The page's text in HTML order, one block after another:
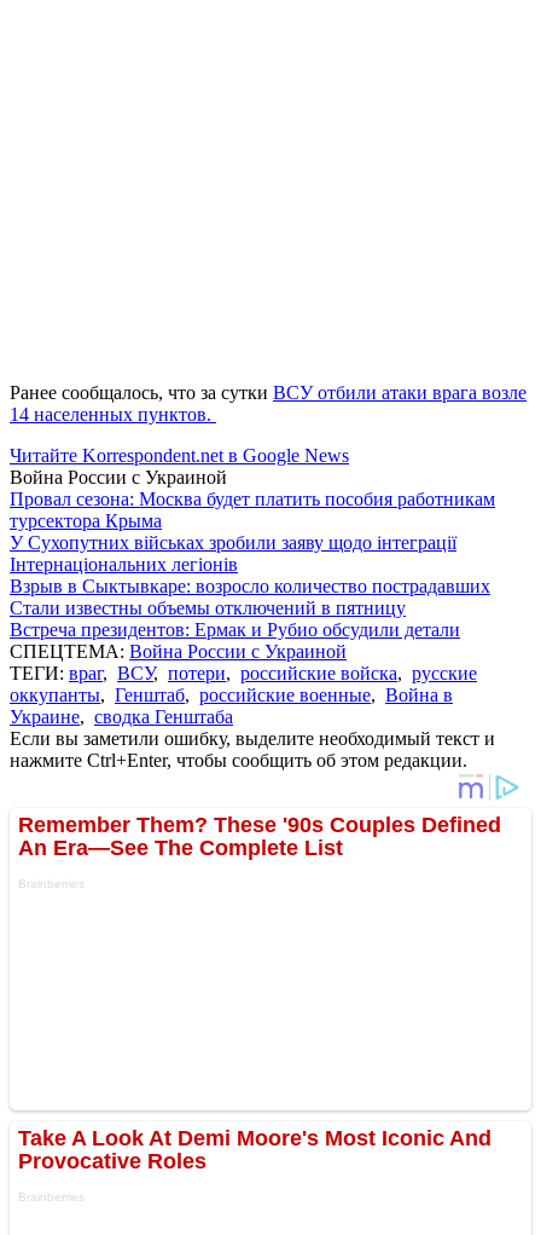
Ранее сообщалось, что за сутки ВСУ отбили атаки врага возле
14 населенных пунктов.
Читайте Korrespondent.net в Google News
Война России с Украиной
Провал сезона: Москва будет платить пособия работникам
турсектора Крыма
У Сухопутних військах зробили заяву щодо інтеграції
Інтернаціональних легіонів
Взрыв в Сыктывкаре: возросло количество пострадавших
Стали известны объемы отключений в пятницу
Встреча президентов: Ермак и Рубио обсудили детали
СПЕЦТЕМА: Война России с Украиной
ТЕГИ: враг, ВСУ, потери, российские войска, русские
оккупанты, Генштаб, российские военные, Война в
Украине, сводка Генштаба
Если вы заметили ошибку, выделите необходимый текст и
нажмите Ctrl+Enter, чтобы сообщить об этом редакции.